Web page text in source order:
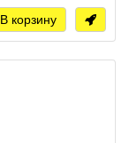
В корзину